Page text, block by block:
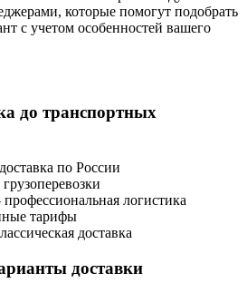
которые помогут подобрать
с учетом особенностей вашего
до транспортных
по России
логистика
тарифы
доставка
доставки